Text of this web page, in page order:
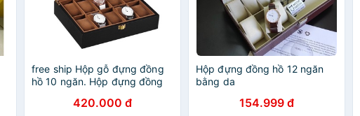
free ship Hộp gỗ đựng đồng
hồ 10 ngăn. Hộp đựng đồng
420.000 đ
Hộp đựng đồng hồ 12 ngăn
bằng da
154.999 đ